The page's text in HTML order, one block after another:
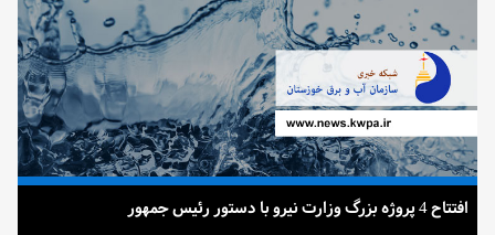
افتتاح 4 پروژه بزرگ وزارت نیرو با دستور رئیس جمهور